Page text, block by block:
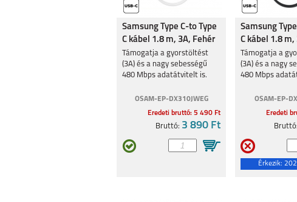
Samsung Type C-to Type
C kábel 1.8 m, 3A, Fehér
Támogatja a gyorstöltést
(3A) és a nagy sebességű
480 Mbps adatátvitelt is.
OSAM-EP-DX310JWEG
Eredeti bruttó: 5 490 Ft
Bruttó: 3 890 Ft
Samsung
C kábel 1.8 m,
Támogatja a
(3A) és a nagy
480 Mbps
OSAM-EP-
Eredeti
Bruttó:
Érkezik: